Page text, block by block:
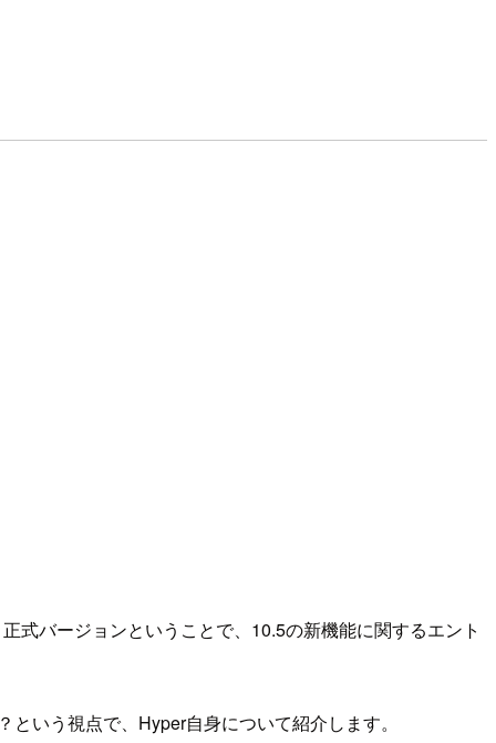
式バージョンということで、10.5の新機能に関するエント
いう視点で、Hyper自身について紹介します。